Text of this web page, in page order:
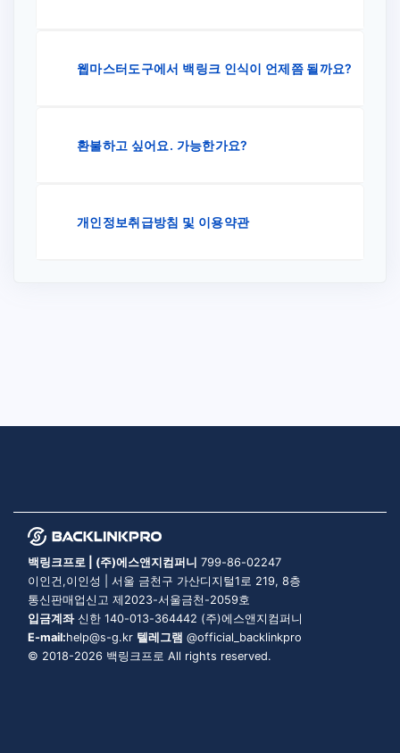
웹마스터도구에서 백링크 인식이 언제쯤 될까요?
환불하고 싶어요. 가능한가요?
개인정보취급방침 및 이용약관
백링크프로 | (주)에스앤지컴퍼니 799-86-02247
이인건,이인성 | 서울 금천구 가산디지털1로 219, 8층
통신판매업신고 제2023-서울금천-2059호
입금계좌신한 140-013-364442 (주)에스앤지컴퍼니
E-mail:help@s-g.kr 텔레그램 @official_backlinkpro
© 2018-2026 백링크프로 All rights reserved.